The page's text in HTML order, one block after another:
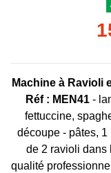
Machine à Ravioli
Réf : MEN41-
fettuccine,
découpe - pâtes,
de 2 ravioli dans
qualité